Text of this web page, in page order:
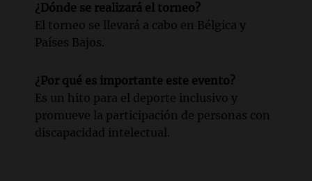
¿Dónde se realizará el torneo?
El torneo se llevará a cabo en Bélgica y
Países Bajos.
¿Por qué es importante este evento?
Es un hito para el deporte inclusivo y
promueve la participación de personas con
discapacidad intelectual.